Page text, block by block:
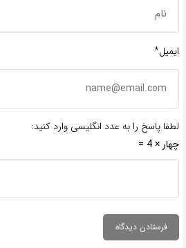
ایمیل*
لطفا پاسخ را به عدد انگلیسی وارد کنید:
چهار × 4 =